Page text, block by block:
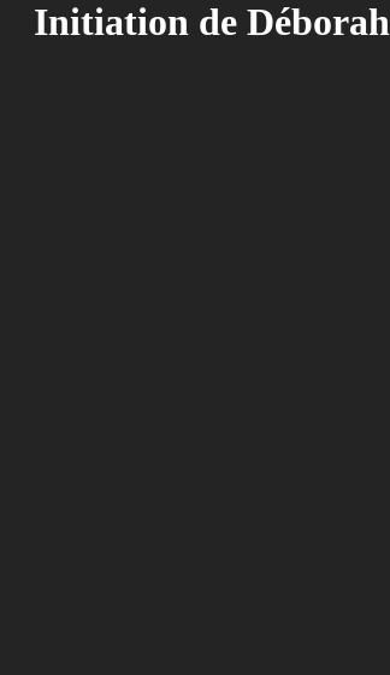
Initiation de Déborah